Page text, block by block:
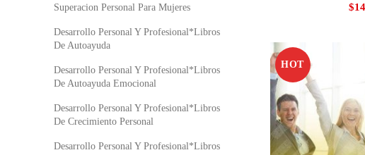
$
HOT
Superacion Personal Para Mujeres
Desarrollo Personal Y Profesional*Libros
De Autoayuda
Desarrollo Personal Y Profesional*Libros
De Autoayuda Emocional
Desarrollo Personal Y Profesional*Libros
De Crecimiento Personal
Desarrollo Personal Y Profesional*Libros